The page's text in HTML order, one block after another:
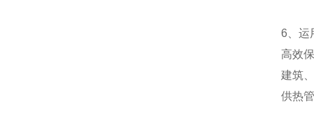
6、运
高效
建筑
供热